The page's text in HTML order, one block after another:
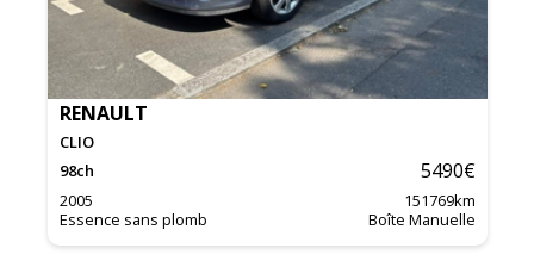
RENAULT
CLIO
98ch 5490€
2005 151769km
Essence sans plomb
Boîte Manuelle